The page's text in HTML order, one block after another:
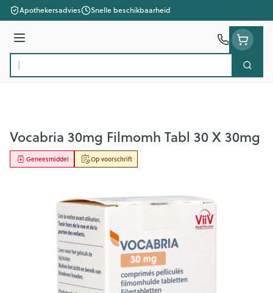
Ga naar de inhoud
Apothekersadvies Snelle beschikbaarheid
Menu
Product, merk, categorie... Zoek
Vocabria 30mg Filmomh Tabl 30 X 30mg
Op voorschrift
Geneesmiddel